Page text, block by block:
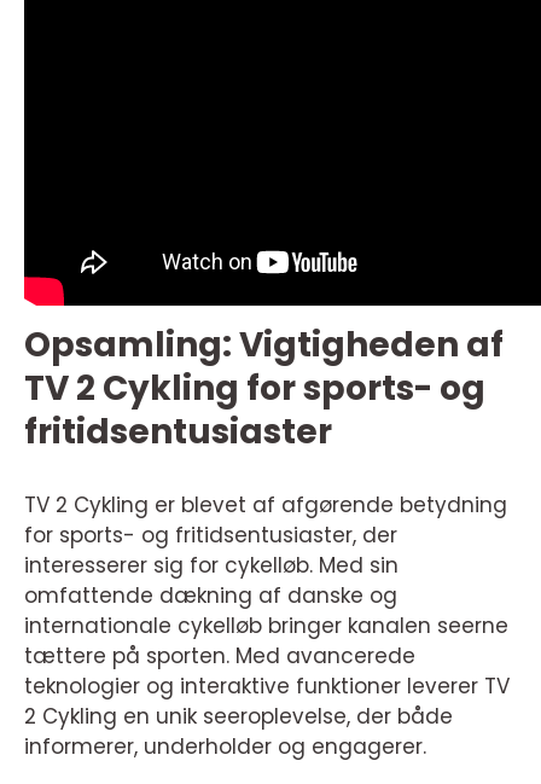
Opsamling: Vigtigheden af
TV 2 Cykling for sports- og
fritidsentusiaster
TV 2 Cykling er blevet af afgørende betydning
for sports- og fritidsentusiaster, der
interesserer sig for cykelløb. Med sin
omfattende dækning af danske og
internationale cykelløb bringer kanalen seerne
tættere på sporten. Med avancerede
teknologier og interaktive funktioner leverer TV
2 Cykling en unik seeroplevelse, der både
informerer, underholder og engagerer.